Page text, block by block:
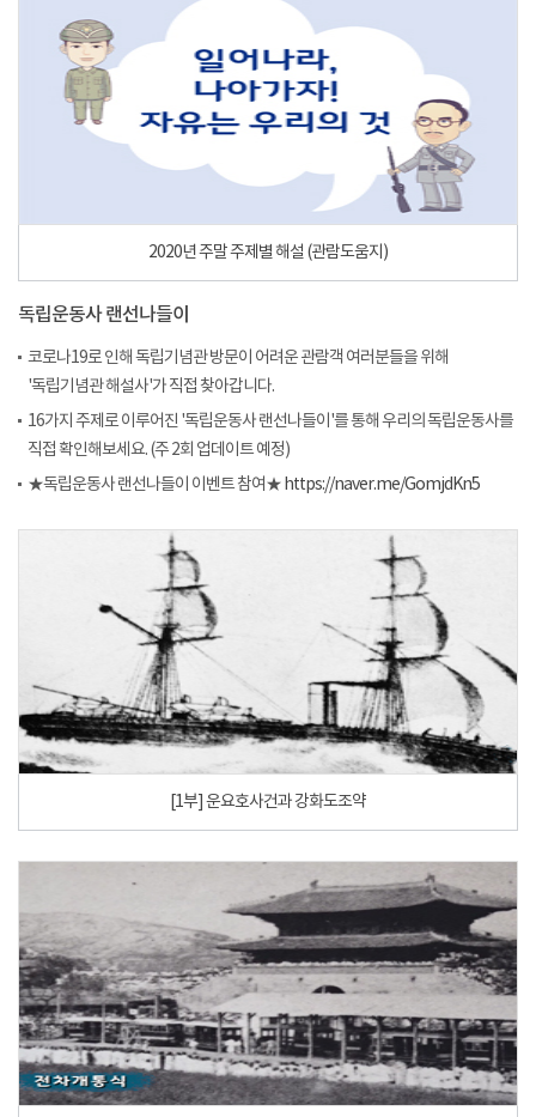
2020년 주말 주제별 해설 (관람도움지)
독립운동사 랜선나들이
코로나19로 인해 독립기념관 방문이 어려운 관람객 여러분들을 위해
'독립기념관 해설사'가 직접 찾아갑니다.
16가지 주제로 이루어진 '독립운동사 랜선나들이'를 통해 우리의 독립운동사를
직접 확인해보세요. (주 2회 업데이트 예정)
★독립운동사 랜선나들이 이벤트 참여★ https://naver.me/GomjdKn5
[1부] 운요호사건과 강화도조약